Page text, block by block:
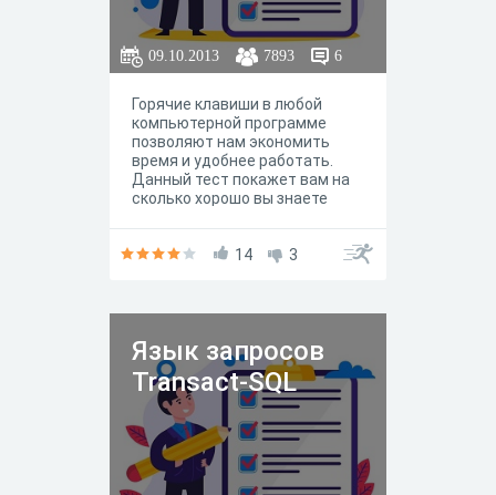
09.10.2013 7893 6
Горячие клавиши в любой
компьютерной программе
позволяют нам экономить
время и удобнее работать.
Данный тест покажет вам на
сколько хорошо вы знаете
будут правильные ответы и вы
14 3
Язык запросов
Transact-SQL